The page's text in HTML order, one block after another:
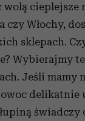
wolą cieplejsze
czy Włochy,
sklepach.
Wybierajmy
Jeśli mamy
delikatnie
świadczy